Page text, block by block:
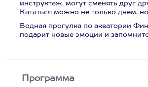
инструктаж, могут сменять друг
Кататься можно не только днем,
Водная прогулка по акватории
подарит новые эмоции и
Программа